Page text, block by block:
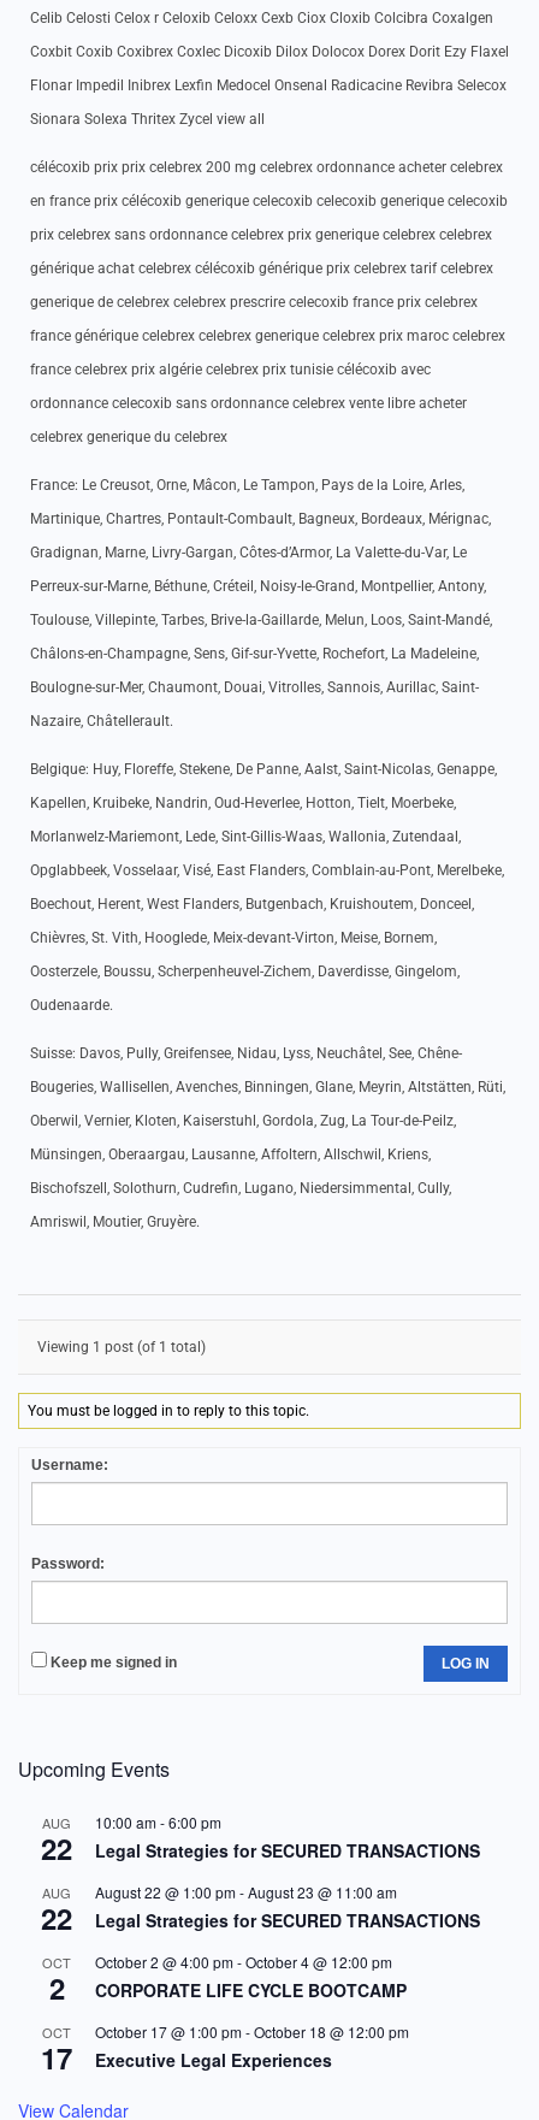
Celib Celosti Celox r Celoxib Celoxx Cexb Ciox Cloxib Colcibra Coxalgen
Coxbit Coxib Coxibrex Coxlec Dicoxib Dilox Dolocox Dorex Dorit Ezy Flaxel
Flonar Impedil Inibrex Lexfin Medocel Onsenal Radicacine Revibra Selecox
Sionara Solexa Thritex Zycel view all
célécoxib prix prix celebrex 200 mg celebrex ordonnance acheter celebrex
en france prix célécoxib generique celecoxib celecoxib generique celecoxib
prix celebrex sans ordonnance celebrex prix generique celebrex celebrex
générique achat celebrex célécoxib générique prix celebrex tarif celebrex
generique de celebrex celebrex prescrire celecoxib france prix celebrex
france générique celebrex celebrex generique celebrex prix maroc celebrex
france celebrex prix algérie celebrex prix tunisie célécoxib avec
ordonnance celecoxib sans ordonnance celebrex vente libre acheter
celebrex generique du celebrex
France: Le Creusot, Orne, Mâcon, Le Tampon, Pays de la Loire, Arles,
Martinique, Chartres, Pontault-Combault, Bagneux, Bordeaux, Mérignac,
Gradignan, Marne, Livry-Gargan, Côtes-d’Armor, La Valette-du-Var, Le
Perreux-sur-Marne, Béthune, Créteil, Noisy-le-Grand, Montpellier, Antony,
Toulouse, Villepinte, Tarbes, Brive-la-Gaillarde, Melun, Loos, Saint-Mandé,
Châlons-en-Champagne, Sens, Gif-sur-Yvette, Rochefort, La Madeleine,
Boulogne-sur-Mer, Chaumont, Douai, Vitrolles, Sannois, Aurillac, Saint-
Nazaire, Châtellerault.
Belgique: Huy, Floreffe, Stekene, De Panne, Aalst, Saint-Nicolas, Genappe,
Kapellen, Kruibeke, Nandrin, Oud-Heverlee, Hotton, Tielt, Moerbeke,
Morlanwelz-Mariemont, Lede, Sint-Gillis-Waas, Wallonia, Zutendaal,
Opglabbeek, Vosselaar, Visé, East Flanders, Comblain-au-Pont, Merelbeke,
Boechout, Herent, West Flanders, Butgenbach, Kruishoutem, Donceel,
Chièvres, St. Vith, Hooglede, Meix-devant-Virton, Meise, Bornem,
Oosterzele, Boussu, Scherpenheuvel-Zichem, Daverdisse, Gingelom,
Oudenaarde.
Suisse: Davos, Pully, Greifensee, Nidau, Lyss, Neuchâtel, See, Chêne-
Bougeries, Wallisellen, Avenches, Binningen, Glane, Meyrin, Altstätten, Rüti,
Oberwil, Vernier, Kloten, Kaiserstuhl, Gordola, Zug, La Tour-de-Peilz,
Münsingen, Oberaargau, Lausanne, Affoltern, Allschwil, Kriens,
Bischofszell, Solothurn, Cudrefin, Lugano, Niedersimmental, Cully,
Amriswil, Moutier, Gruyère.
Viewing 1 post (of 1 total)
You must be logged in to reply to this topic.
Username:
Password:
Keep me signed in LOG IN
Upcoming Events
AUG
22
10:00 am-6:00 pm
Legal Strategies for SECURED TRANSACTIONS
AUG
22
August 22 @ 1:00 pm-August 23 @ 11:00 am
Legal Strategies for SECURED TRANSACTIONS
OCT
2
October 2 @ 4:00 pm-October 4 @ 12:00 pm
CORPORATE LIFE CYCLE BOOTCAMP
OCT
17
October 17 @ 1:00 pm-October 18 @ 12:00 pm
Executive Legal Experiences
View Calendar